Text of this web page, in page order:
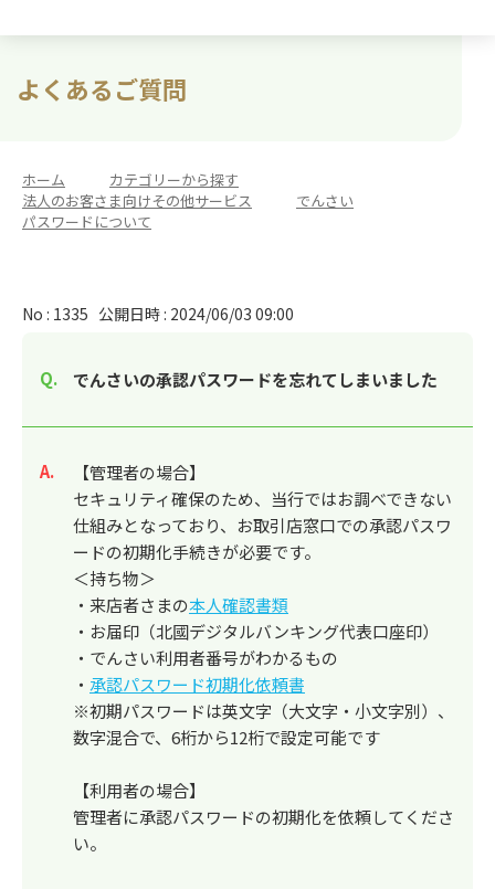
よくあるご質問
ホーム カテゴリーから探す
法人のお客さま向けその他サービス
でんさい
パスワードについて
No : 1335 公開日時 : 2024/06/03 09:00
でんさいの承認パスワードを忘れてしまいました
回答
【管理者の場合】
セキュリティ確保のため、当行ではお調べできない
仕組みとなっており、お取引店窓口での承認パスワ
ードの初期化手続きが必要です。
＜持ち物＞
・来店者さまの本人確認書類
・お届印（北國デジタルバンキング代表口座印）
・でんさい利用者番号がわかるもの
・ 承認パスワード初期化依頼書
※初期パスワードは英文字（大文字・小文字別）、
数字混合で、6桁から12桁で設定可能です
【利用者の場合】
管理者に承認パスワードの初期化を依頼してくださ
い。